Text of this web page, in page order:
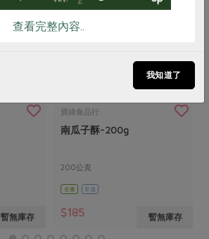
暫無庫存
寶綠食品行
南瓜子酥-200g
200公克
全素 常溫
$185 暫無庫存
查看完整內容..
我知道了